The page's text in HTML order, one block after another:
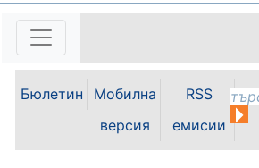
ВРАЦА 3060 гр. Криводол, ул.
09117/20-45, e-mail:
На основание чл. 8, ал. 4,
чл. 14, ал. 7 от ЗОС; чл. 92, ал. 1...
Бюлетин
Мобилна
версия
RSS
емисии